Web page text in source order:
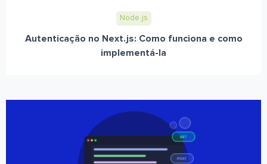
Node.js
Autenticação no Next.js: Como funciona e como
implementá-la